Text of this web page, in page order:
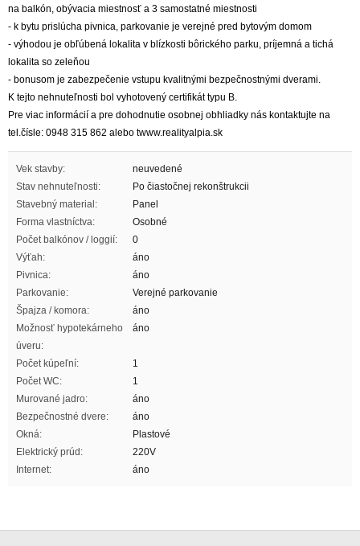
na balkón, obývacia miestnosť a 3 samostatné miestnosti
- k bytu prislúcha pivnica, parkovanie je verejné pred bytovým domom
- výhodou je obľúbená lokalita v blízkosti bôrického parku, príjemná a tichá
lokalita so zeleňou
- bonusom je zabezpečenie vstupu kvalitnými bezpečnostnými dverami.
K tejto nehnuteľnosti bol vyhotovený certifikát typu B.
Pre viac informácií a pre dohodnutie osobnej obhliadky nás kontaktujte na
tel.čísle: 0948 315 862 alebo twww.realityalpia.sk
Vek stavby:
neuvedené
Stav nehnuteľnosti:
Po čiastočnej rekonštrukcii
Stavebný material:
Panel
Forma vlastníctva:
Osobné
Počet balkónov / loggií:
0
Výťah:
áno
Pivnica:
áno
Parkovanie:
Verejné parkovanie
Špajza / komora:
áno
Možnosť hypotekárneho
úveru:
áno
Počet kúpeľní:
1
Počet WC:
1
Murované jadro:
áno
Bezpečnostné dvere:
áno
Okná:
Plastové
Elektrický prúd:
220V
Internet:
áno